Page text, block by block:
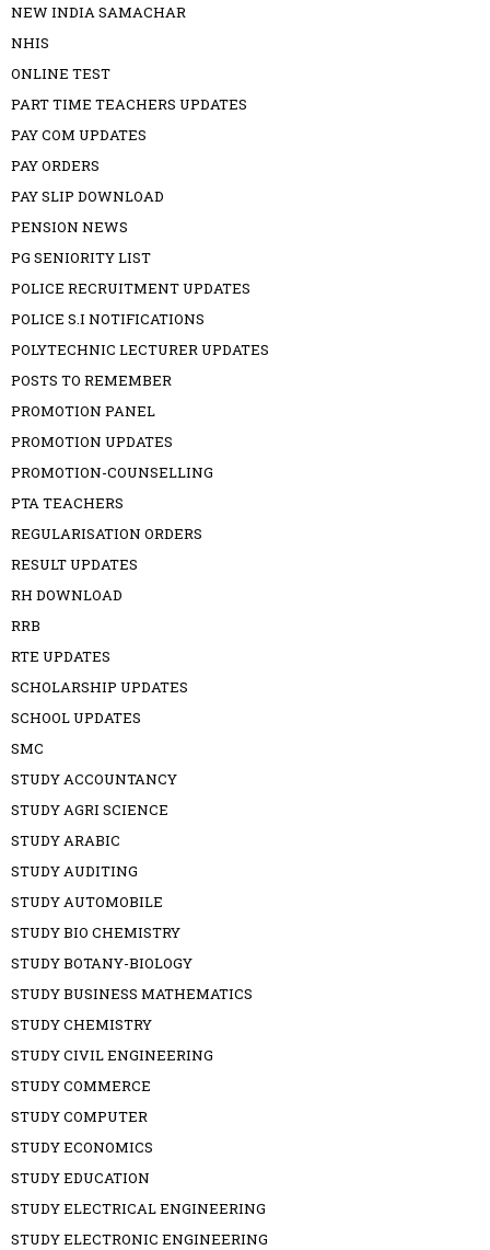
NEW INDIA SAMACHAR
NHIS
ONLINE TEST
PART TIME TEACHERS UPDATES
PAY COM UPDATES
PAY ORDERS
PAY SLIP DOWNLOAD
PENSION NEWS
PG SENIORITY LIST
POLICE RECRUITMENT UPDATES
POLICE S.I NOTIFICATIONS
POLYTECHNIC LECTURER UPDATES
POSTS TO REMEMBER
PROMOTION PANEL
PROMOTION UPDATES
PROMOTION-COUNSELLING
PTA TEACHERS
REGULARISATION ORDERS
RESULT UPDATES
RH DOWNLOAD
RRB
RTE UPDATES
SCHOLARSHIP UPDATES
SCHOOL UPDATES
SMC
STUDY ACCOUNTANCY
STUDY AGRI SCIENCE
STUDY ARABIC
STUDY AUDITING
STUDY AUTOMOBILE
STUDY BIO CHEMISTRY
STUDY BOTANY-BIOLOGY
STUDY BUSINESS MATHEMATICS
STUDY CHEMISTRY
STUDY CIVIL ENGINEERING
STUDY COMMERCE
STUDY COMPUTER
STUDY ECONOMICS
STUDY EDUCATION
STUDY ELECTRICAL ENGINEERING
STUDY ELECTRONIC ENGINEERING